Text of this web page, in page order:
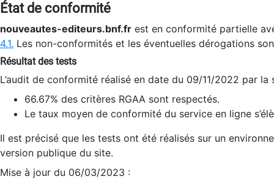
État de conformité
nouveautes-editeurs.bnf.fr est en conformité partielle
4.1. Les non-conformités et les éventuelles dérogations
Résultat des tests
L’audit de conformité réalisé en date du 09/11/2022 par
66.67% des critères RGAA sont respectés.
Le taux moyen de conformité du service en ligne
Il est précisé que les tests ont été réalisés sur un
version publique du site.
Mise à jour du 06/03/2023 :